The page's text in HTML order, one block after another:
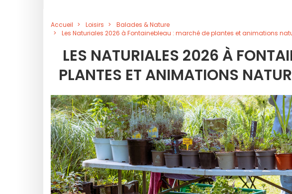
Accueil Loisirs
Balades & Nature
Les Naturiales 2026 à Fontainebleau : marché de plantes et animations
LES NATURIALES 2026 À
PLANTES ET ANIMATIONS